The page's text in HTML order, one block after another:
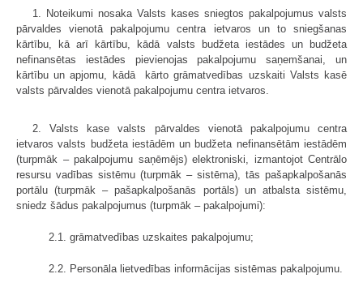
1. Noteikumi nosaka Valsts kases sniegtos pakalpojumus valsts
pārvaldes vienotā pakalpojumu centra ietvaros un to sniegšanas
kārtību, kā arī kārtību, kādā valsts budžeta iestādes un budžeta
nefinansētas iestādes pievienojas pakalpojumu saņemšanai, un
kārtību un apjomu, kādā kārto grāmatvedības uzskaiti Valsts kasē
valsts pārvaldes vienotā pakalpojumu centra ietvaros.
2. Valsts kase valsts pārvaldes vienotā pakalpojumu centra
ietvaros valsts budžeta iestādēm un budžeta nefinansētām iestādēm
(turpmāk – pakalpojumu saņēmējs) elektroniski, izmantojot Centrālo
resursu vadības sistēmu (turpmāk – sistēma), tās pašapkalpošanās
portālu (turpmāk – pašapkalpošanās portāls) un atbalsta sistēmu,
sniedz šādus pakalpojumus (turpmāk – pakalpojumi):
2.1. grāmatvedības uzskaites pakalpojumu;
2.2. Personāla lietvedības informācijas sistēmas pakalpojumu.